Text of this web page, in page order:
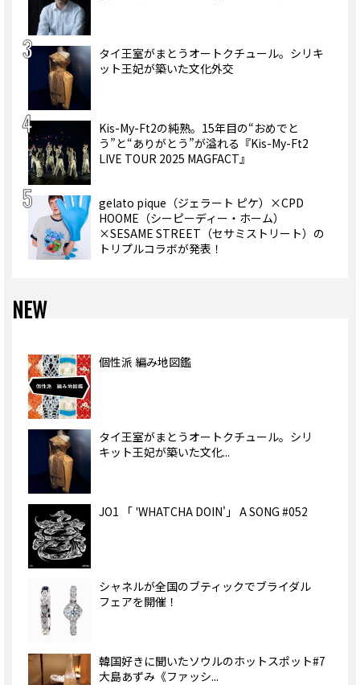
タイ王室がまとうオートクチュール。シリキ
ット王妃が築いた文化外交
Kis-My-Ft2の純熟。15年目の“おめでと
う”と“ありがとう”が溢れる『Kis-My-Ft2
LIVE TOUR 2025 MAGFACT』
gelato pique（ジェラート ピケ）×CPD
HOOME（シーピーディー・ホーム）
×SESAME STREET（セサミストリート）の
トリプルコラボが発表！
NEW
個性派 編み地図鑑
タイ王室がまとうオートクチュール。シリ
キット王妃が築いた文化...
JO1 「 'WHATCHA DOIN'」 A SONG #052
シャネルが全国のブティックでブライダル
フェアを開催！
韓国好きに聞いたソウルのホットスポット#7
大島あずみ《ファッシ...